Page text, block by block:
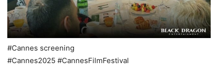
#Cannes screening
#Cannes2025 #CannesFilmFestival